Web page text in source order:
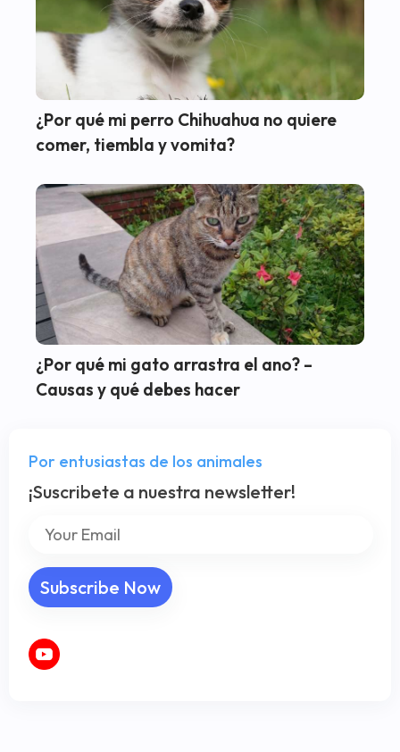
¿Por qué mi perro Chihuahua no quiere
comer, tiembla y vomita?
¿Por qué mi gato arrastra el ano? –
Causas y qué debes hacer
Por entusiastas de los animales
¡Suscribete a nuestra newsletter!